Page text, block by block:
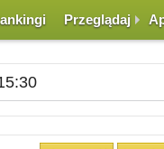
Przeglądaj